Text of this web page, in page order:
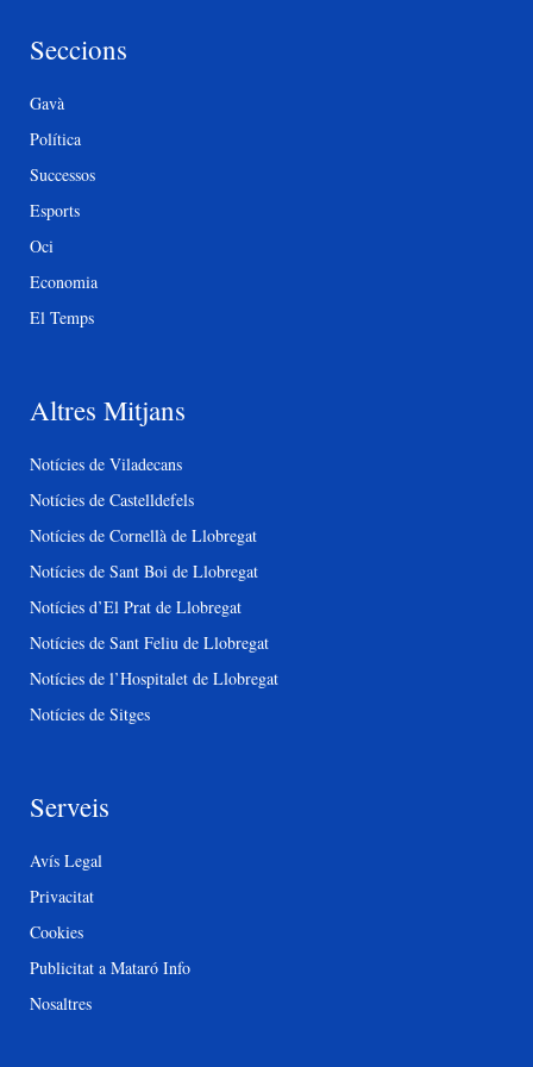
Seccions
Gavà
Política
Successos
Esports
Oci
Economia
El Temps
Altres Mitjans
Notícies de Viladecans
Notícies de Castelldefels
Notícies de Cornellà de Llobregat
Notícies de Sant Boi de Llobregat
Notícies d’El Prat de Llobregat
Notícies de Sant Feliu de Llobregat
Notícies de l’Hospitalet de Llobregat
Notícies de Sitges
Serveis
Avís Legal
Privacitat
Cookies
Publicitat a Mataró Info
Nosaltres